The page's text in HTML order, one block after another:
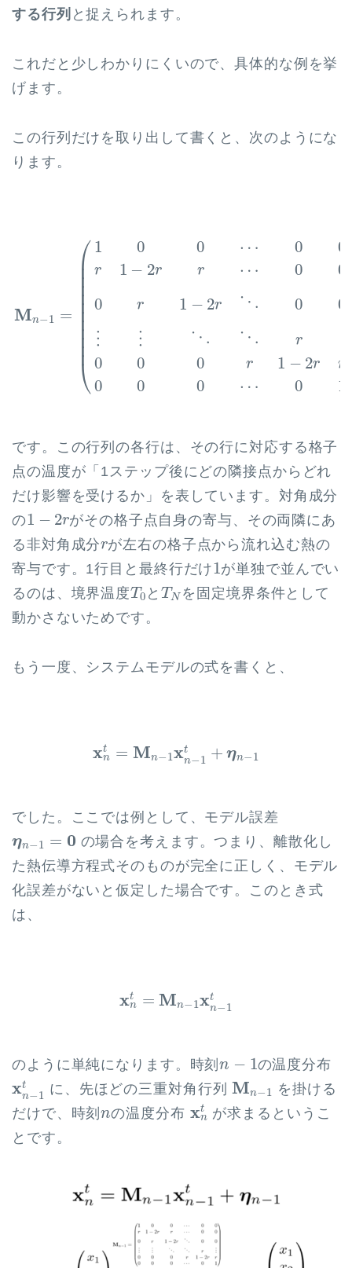
する行列 と捉えられます。
これだと少しわかりにくいので、具体的な例を挙
げます。
この行列だけを取り出して書くと、次のようにな
ります。
Mn−1 =
⎛
⎜
⎜ ⎜ ⎜ ⎜ ⎜ ⎜ ⎜ ⎜ ⎜
⎜⎝
1 0 0 ⋯ 0 0
r 1 − 2r r ⋯ 0
0
0
r 1 − 2r ⋱ 0
0
⋮
⋮ ⋱ ⋱ r
0
0 0 r 1 − 2r r
0 0 0 ⋯ 0 1
0⋯ r1 0 0⋮ ⋱
です。この行列の各行は、その行に対応する格子
点の温度が「1ステップ後にどの隣接点からどれ
だけ影響を受けるか」を表しています。対角成分
の1 − 2r
1 r
がその格子点自身の寄与、その両隣にあ
る非対角成分r
rが左右の格子点から流れ込む熱の
寄与です。1行目と最終行だけ1
1 が単独で並んでい
るのは、境界温度T0
T0と T N
TN を固定境界条件として
動かさないためです。
もう一度、システムモデルの式を書くと、
xt
n = Mn−1xt
n−1 + ηn−1
n M n n−
でした。ここでは例として、モデル誤差
ηn−1 = 0
ηn 0
の場合を考えます。つまり、離散化し
た熱伝導方程式そのものが完全に正しく、モデル
化誤差がないと仮定した場合です。このとき式
は、
xt
n = Mn−1xt
n−1
n Mn− n−
のように単純になります。時刻n − 1
n の温度分布
xt
n−1
n t
に、先ほどの三重対角行列Mn−1
Mn
を掛ける
だけで、時刻n
nの温度分布 xt
n
n
が求まるというこ
とです。